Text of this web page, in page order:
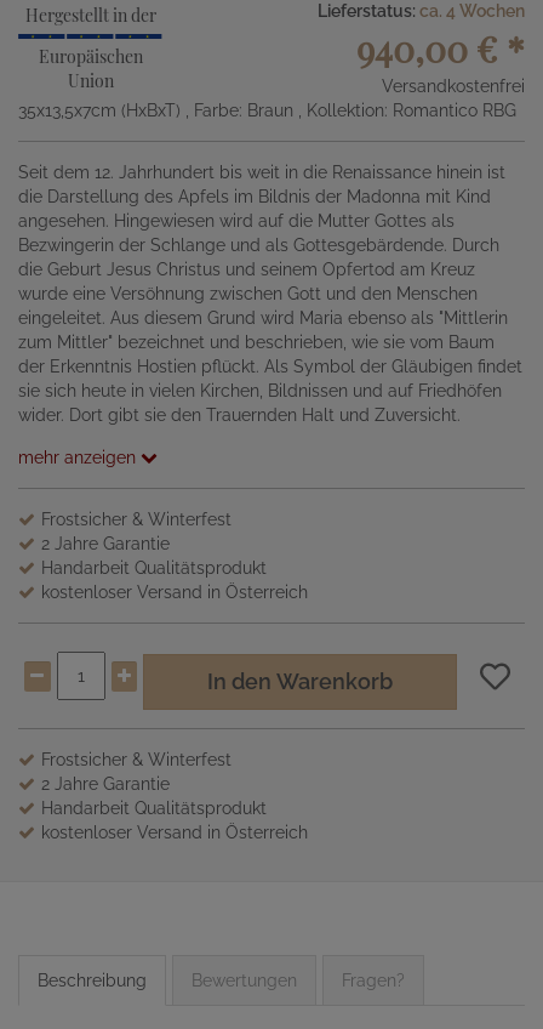
Hergestellt in der
Europäischen
Union
Lieferstatus: ca. 4 Wochen
940,00 € *
Versandkostenfrei
35x13,5x7cm (HxBxT)
, Farbe: Braun , Kollektion: Romantico RBG
Seit dem 12. Jahrhundert bis weit in die Renaissance hinein ist
die Darstellung des Apfels im Bildnis der Madonna mit Kind
angesehen. Hingewiesen wird auf die Mutter Gottes als
Bezwingerin der Schlange und als Gottesgebärdende. Durch
die Geburt Jesus Christus und seinem Opfertod am Kreuz
wurde eine Versöhnung zwischen Gott und den Menschen
eingeleitet. Aus diesem Grund wird Maria ebenso als "Mittlerin
zum Mittler" bezeichnet und beschrieben, wie sie vom Baum
der Erkenntnis Hostien pflückt. Als Symbol der Gläubigen findet
sie sich heute in vielen Kirchen, Bildnissen und auf Friedhöfen
wider. Dort gibt sie den Trauernden Halt und Zuversicht.
mehr anzeigen
Frostsicher & Winterfest
2 Jahre Garantie
Handarbeit Qualitätsprodukt
kostenloser Versand in Österreich
In den Warenkorb
Frostsicher & Winterfest
2 Jahre Garantie
Handarbeit Qualitätsprodukt
kostenloser Versand in Österreich
Beschreibung Bewertungen Fragen?